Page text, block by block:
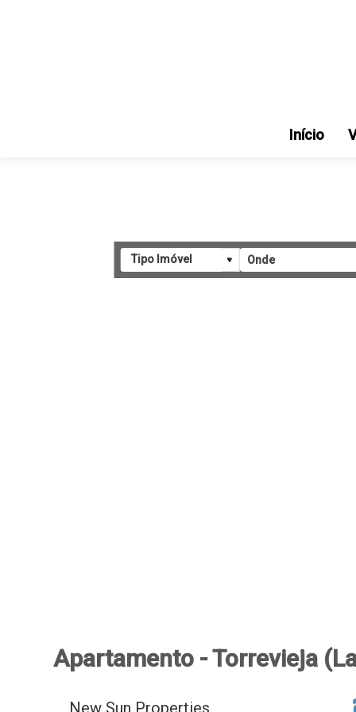
Início
Apartamento - Torrevieja
New Sun Properties